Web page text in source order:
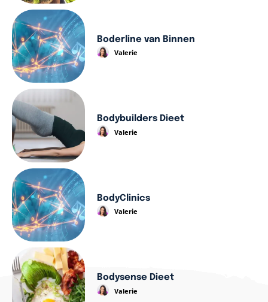
Boderline van Binnen
Valerie
Bodybuilders Dieet
Valerie
BodyClinics
Valerie
Bodysense Dieet
Valerie